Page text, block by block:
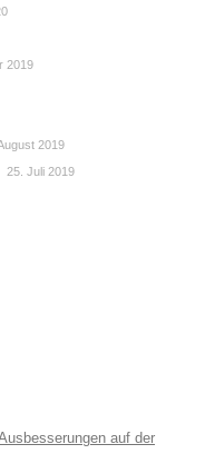
2019
2019
25. Juli 2019
auf der